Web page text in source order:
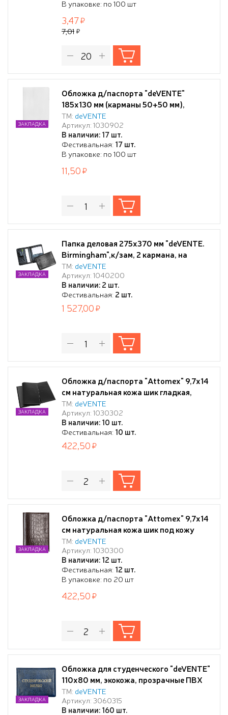
В упаковке: по 100 шт
3,47
7,01
Обложка д/паспорта "deVENTE"
185x130 мм (карманы 50+50 мм),
прозрачный ПВХ 120 мкм
ТМ: deVENTE
Артикул: 1030902
В наличии: 17 шт.
Фестивальная: 17 шт.
В упаковке: по 100 шт
ЗАКЛАДКА
11,50
Папка деловая 275x370 мм "deVENTE.
Birmingham",к/зам, 2 кармана, на
молнии, черная
ТМ: deVENTE
Артикул: 1040200
В наличии: 2 шт.
Фестивальная: 2 шт.
ЗАКЛАДКА
1 527,00
Обложка д/паспорта "Attomex" 9,7x14
см натуральная кожа шик гладкая,
черная, прозрачный ПВХ клапан и
кожаный клапан с отделениями для
визиток и сим карты, скругленные
уголки, индивидуальная упаковка
ТМ: deVENTE
Артикул: 1030302
В наличии: 10 шт.
Фестивальная: 10 шт.
ЗАКЛАДКА
422,50
Обложка д/паспорта "Attomex" 9,7x14
см натуральная кожа шик под кожу
крокодила, коричневая, прозрачный
ПВХ клапан с отделом для карты,
кожаный клапан с 3-мя карманами для
карт,
ТМ: deVENTE
Артикул: 1030300
В наличии: 12 шт.
Фестивальная: 12 шт.
В упаковке: по 20 шт
ЗАКЛАДКА
422,50
Обложка для студенческого "deVENTE"
110x80 мм, экокожа, прозрачные ПВХ
клапаны, тиснение фольгой, синяя,
индивидуальная упаковка
ТМ: deVENTE
Артикул: 3060315
В наличии: 160 шт.
ЗАКЛАДКА